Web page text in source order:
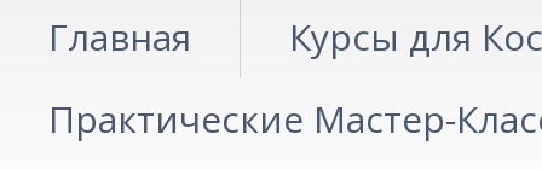
Главная
Курсы для
Практические Мастер-